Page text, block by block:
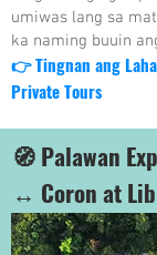
umiwas lang sa
ka naming buuin
👉Tingnan ang
Private Tours
🧭 Palawan
↔ Coron at